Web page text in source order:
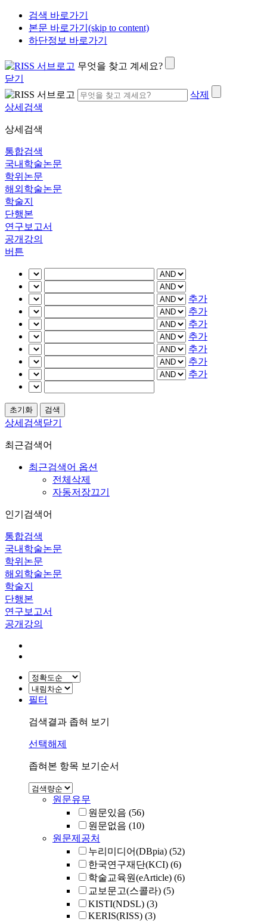
검색 바로가기
본문 바로가기(skip to content)
하단정보 바로가기
무엇을 찾고 계세요?
닫기
삭제
상세검색
상세검색
통합검색
국내학술논문
학위논문
해외학술논문
학술지
단행본
연구보고서
공개강의
버튼
추가
추가
추가
추가
추가
추가
추가
상세검색닫기
최근검색어
최근검색어 옵션
전체삭제
자동저장끄기
인기검색어
통합검색
국내학술논문
학위논문
해외학술논문
학술지
단행본
연구보고서
공개강의
필터
검색결과 좁혀 보기
선택해제
좁혀본 항목 보기순서
원문유무
원문있음 (56)
원문없음 (10)
원문제공처
누리미디어(DBpia) (52)
한국연구재단(KCI) (6)
학술교육원(eArticle) (6)
교보문고(스콜라) (5)
KISTI(NDSL) (3)
KERIS(RISS) (3)